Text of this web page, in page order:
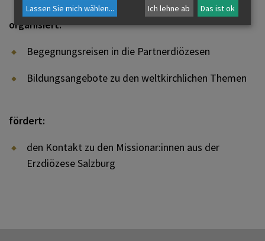
organisiert:
Begegnungsreisen in die Partnerdiözesen
Bildungsangebote zu den weltkirchlichen Themen
fördert:
den Kontakt zu den Missionar:innen aus der
Erzdiözese Salzburg
Lassen Sie mich wählen... Ich lehne ab Das ist ok